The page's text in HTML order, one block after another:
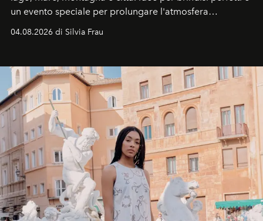
un evento speciale per prolungare l'atmosfera
04.08.2026 di Silvia Frau